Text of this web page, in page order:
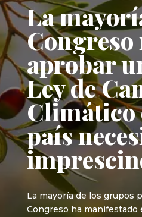
La
Congreso
aprobar
Ley de
Climático
país
La mayoría de los grupos
Congreso ha manifestado